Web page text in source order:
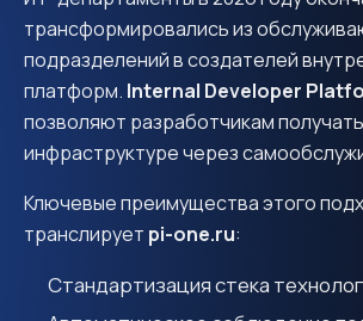
трансформировались из
подразделений в создателей
платформ. Internal Developer
позволяют разработчикам
инфраструктуре через
Ключевые преимущества этого
транслирует pi-one.ru:
Стандартизация стека